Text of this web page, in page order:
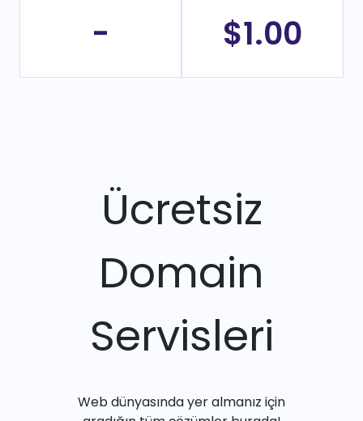
- $1.00
Ücretsiz
Domain
Servisleri
Web dünyasında yer almanız için